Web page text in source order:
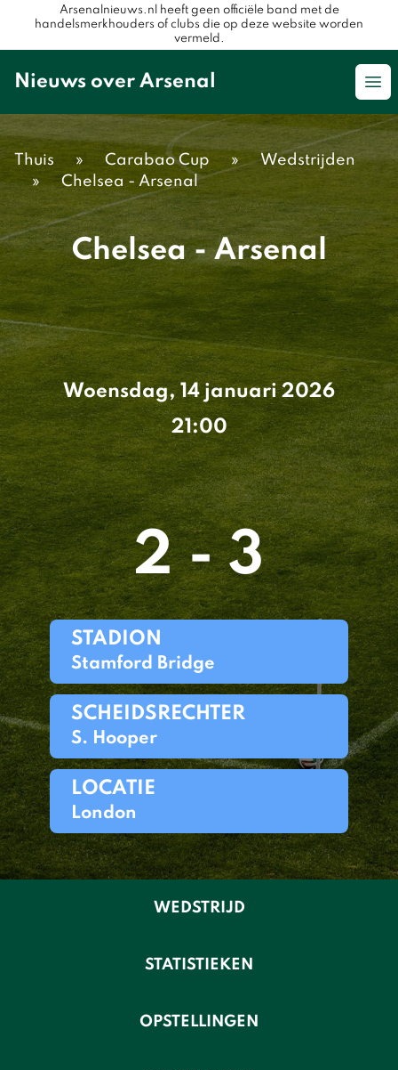
Arsenalnieuws.nl heeft geen officiële band met de
handelsmerkhouders of clubs die op deze website worden
vermeld.
Nieuws over Arsenal
Thuis » Carabao Cup »
Wedstrijden
»
Chelsea - Arsenal
Chelsea - Arsenal
Woensdag, 14 januari 2026
21:00
2 - 3
STADION
Stamford Bridge
SCHEIDSRECHTER
S. Hooper
LOCATIE
London
WEDSTRIJD
STATISTIEKEN
OPSTELLINGEN